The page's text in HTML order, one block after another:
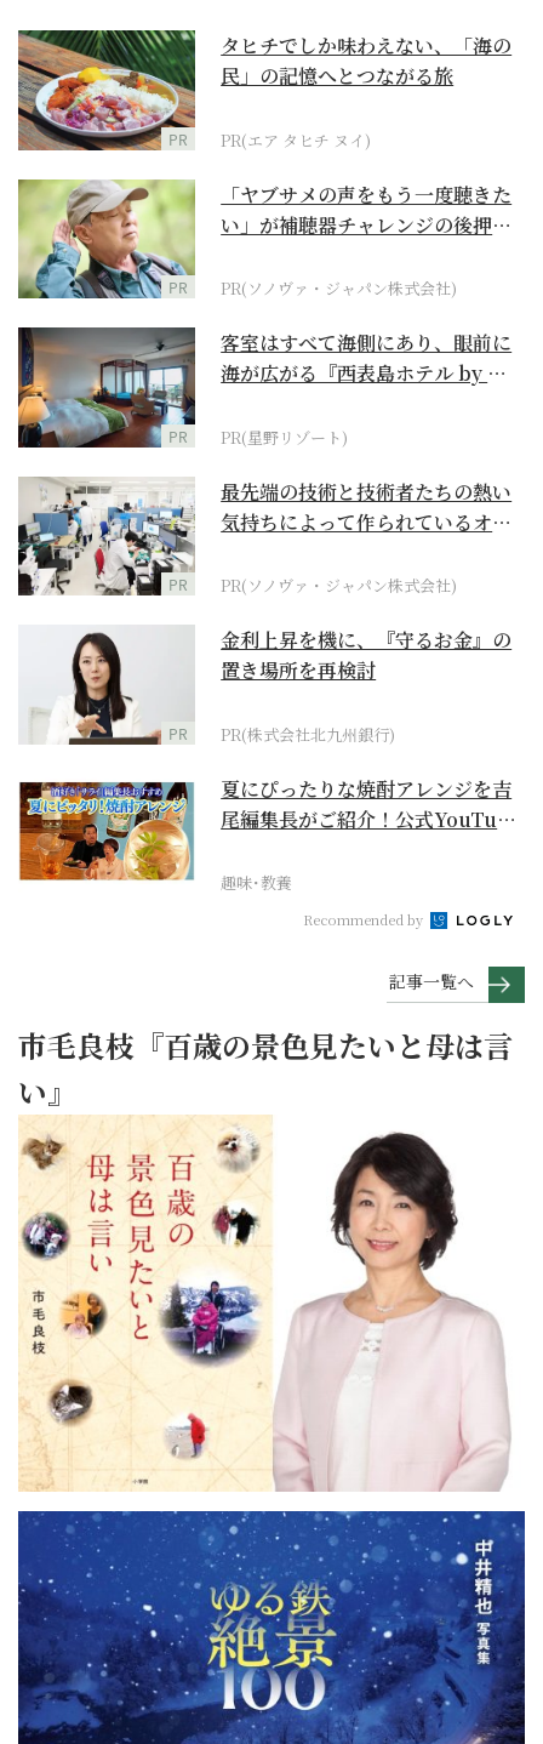
PR
タヒチでしか味わえない、「海の
民」の記憶へとつながる旅
PR(エア タヒチ ヌイ)
PR
「ヤブサメの声をもう一度聴きた
い」が補聴器チャレンジの後押し
PR(ソノヴァ・ジャパン株式会社)
PR
客室はすべて海側にあり、眼前に
海が広がる『西表島ホテル by 星
PR(星野リゾート)
PR
最先端の技術と技術者たちの熱い
気持ちによって作られているオー
PR(ソノヴァ・ジャパン株式会社)
PR
金利上昇を機に、『守るお金』の
置き場所を再検討
PR(株式会社北九州銀行)
夏にぴったりな焼酎アレンジを吉
尾編集長がご紹介！公式YouTube
趣味･教養
Recommended by
記事一覧へ
市毛良枝『百歳の景色見たいと母は言
い』